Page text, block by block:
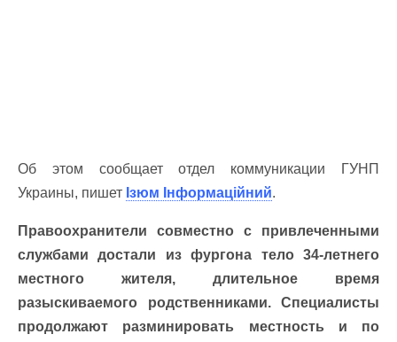
Об этом сообщает отдел коммуникации ГУНП
Украины, пишет Ізюм Інформаційний.
Правоохранители совместно с привлеченными
службами достали из фургона тело 34-летнего
местного жителя, длительное время
разыскиваемого родственниками. Специалисты
продолжают разминировать местность и по